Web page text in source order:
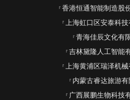
香港恒通智能制造股
上海虹口区安泰科技
青海佳辰文化有
吉林黛隆人工智能
上海黄浦区瑞泽机械
内蒙古睿达旅游有
广西展鹏生物科技